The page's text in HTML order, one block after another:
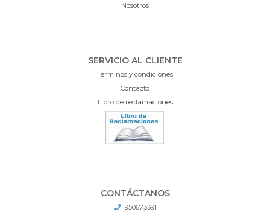
Nosotros
SERVICIO AL CLIENTE
Términos y condiciones
Contacto
Libro de reclamaciones
CONTÁCTANOS
950673391